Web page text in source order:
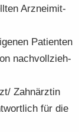
Arz­nei­mit­
Pa­ti­en­ten
nach­voll­zieh­
Zahn­ärz­tin
für die